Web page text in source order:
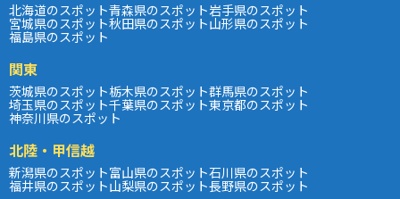
北海道のスポット青森県のスポット岩手県のスポット
宮城県のスポット秋田県のスポット山形県のスポット
福島県のスポット
関東
茨城県のスポット栃木県のスポット群馬県のスポット
埼玉県のスポット千葉県のスポット東京都のスポット
神奈川県のスポット
北陸・甲信越
新潟県のスポット富山県のスポット石川県のスポット
福井県のスポット山梨県のスポット長野県のスポット